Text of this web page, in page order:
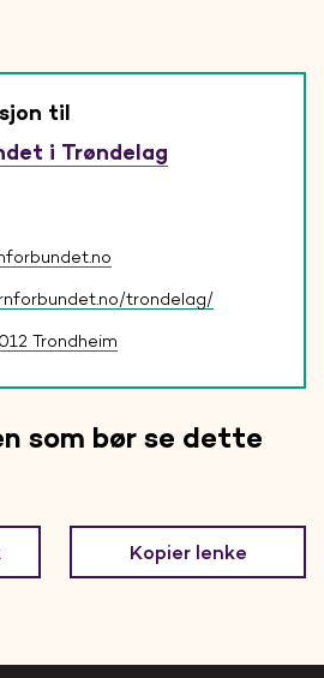
til
i Trøndelag
trondelag/
Trondheim
som bør se dette
Kopier lenke